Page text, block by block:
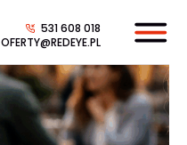
531 608 018
OFERTY@REDEYE.PL